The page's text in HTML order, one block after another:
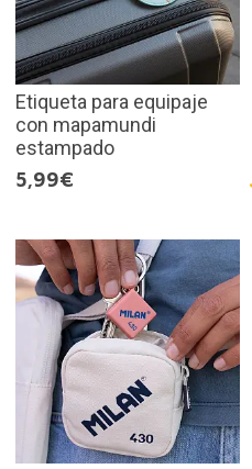
Etiqueta para equipaje
con mapamundi
estampado
5,99€